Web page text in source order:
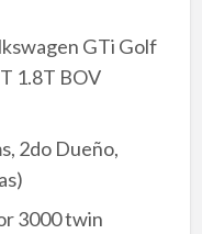
GTi Golf
1.8T BOV
2do Dueño,
3000 twin